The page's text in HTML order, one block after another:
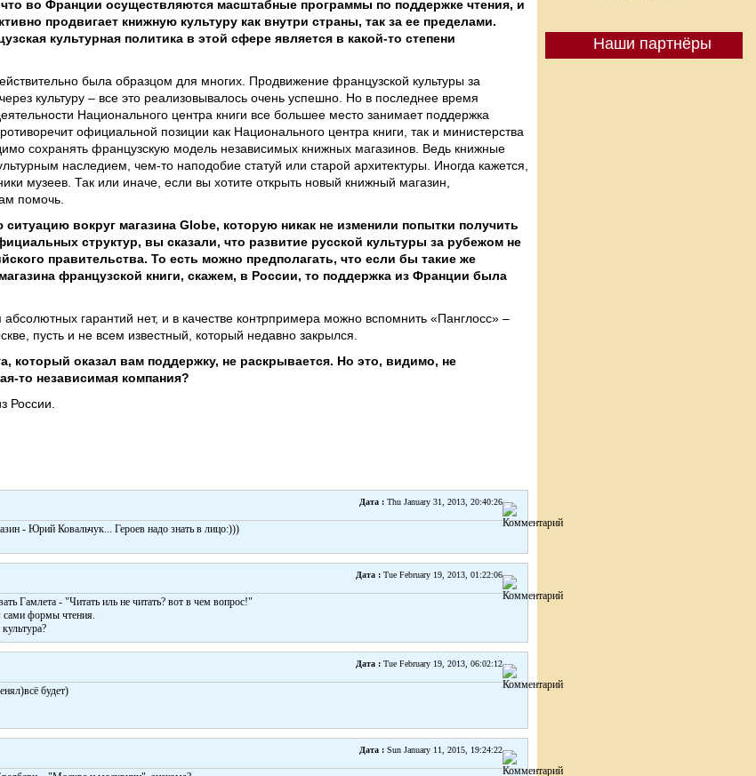
во Франции осуществляются масштабные программы по поддержке чтения, и
продвигает книжную культуру как внутри страны, так за ее пределами.
культурная политика в этой сфере является в какой-то степени
была образцом для многих. Продвижение французской культуры за
культуру – все это реализовывалось очень успешно. Но в последнее время
Национального центра книги все большее место занимает поддержка
официальной позиции как Национального центра книги, так и министерства
сохранять французскую модель независимых книжных магазинов. Ведь книжные
наследием, чем-то наподобие статуй или старой архитектуры. Иногда кажется,
музеев. Так или иначе, если вы хотите открыть новый книжный магазин,
помочь.
вокруг магазина Globe, которую никак не изменили попытки получить
структур, вы сказали, что развитие русской культуры за рубежом не
правительства. То есть можно предполагать, что если бы такие же
французской книги, скажем, в России, то поддержка из Франции была
гарантий нет, и в качестве контрпримера можно вспомнить «Панглосc» –
пусть и не всем известный, который недавно закрылся.
который оказал вам поддержку, не раскрывается. Но это, видимо, не
то независимая компания?
России.
Дата : Thu January 31, 2013, 20:40:26
- Юрий Ковальчук... Героев надо знать в лицо:)))
Дата : Tue February 19, 2013, 01:22:06
Гамлета - "Читать иль не читать? вот в чем вопрос!"
сами формы чтения.
Дата : Tue February 19, 2013, 06:02:12
будет)
Дата : Sun January 11, 2015, 19:24:22
Наши партнёры